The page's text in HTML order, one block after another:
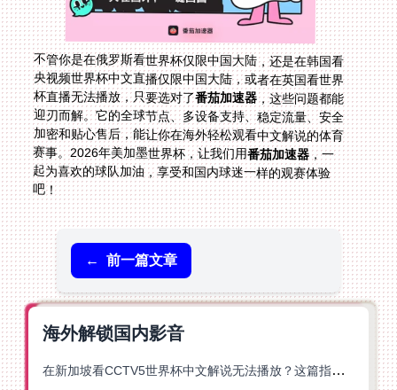
不管你是在俄罗斯看世界杯仅限中国大陆，还是在韩国看
央视频世界杯中文直播仅限中国大陆，或者在英国看世界
杯直播无法播放，只要选对了番茄加速器，这些问题都能
迎刃而解。它的全球节点、多设备支持、稳定流量、安全
加密和贴心售后，能让你在海外轻松观看中文解说的体育
赛事。2026年美加墨世界杯，让我们用番茄加速器，一
起为喜欢的球队加油，享受和国内球迷一样的观赛体验
吧！
← 前一篇文章
海外解锁国内影音
在新加坡看CCTV5世界杯中文解说无法播放？这篇指南帮你解锁海外体育直播自由